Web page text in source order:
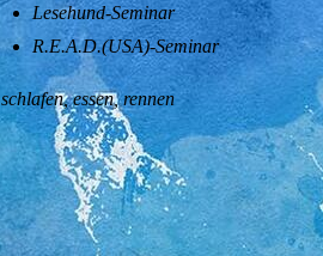
Lesehund-Seminar
R.E.A.D.(USA)-Seminar
schlafen, essen, rennen